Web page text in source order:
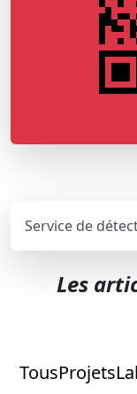
Service de
Les
TousProjets